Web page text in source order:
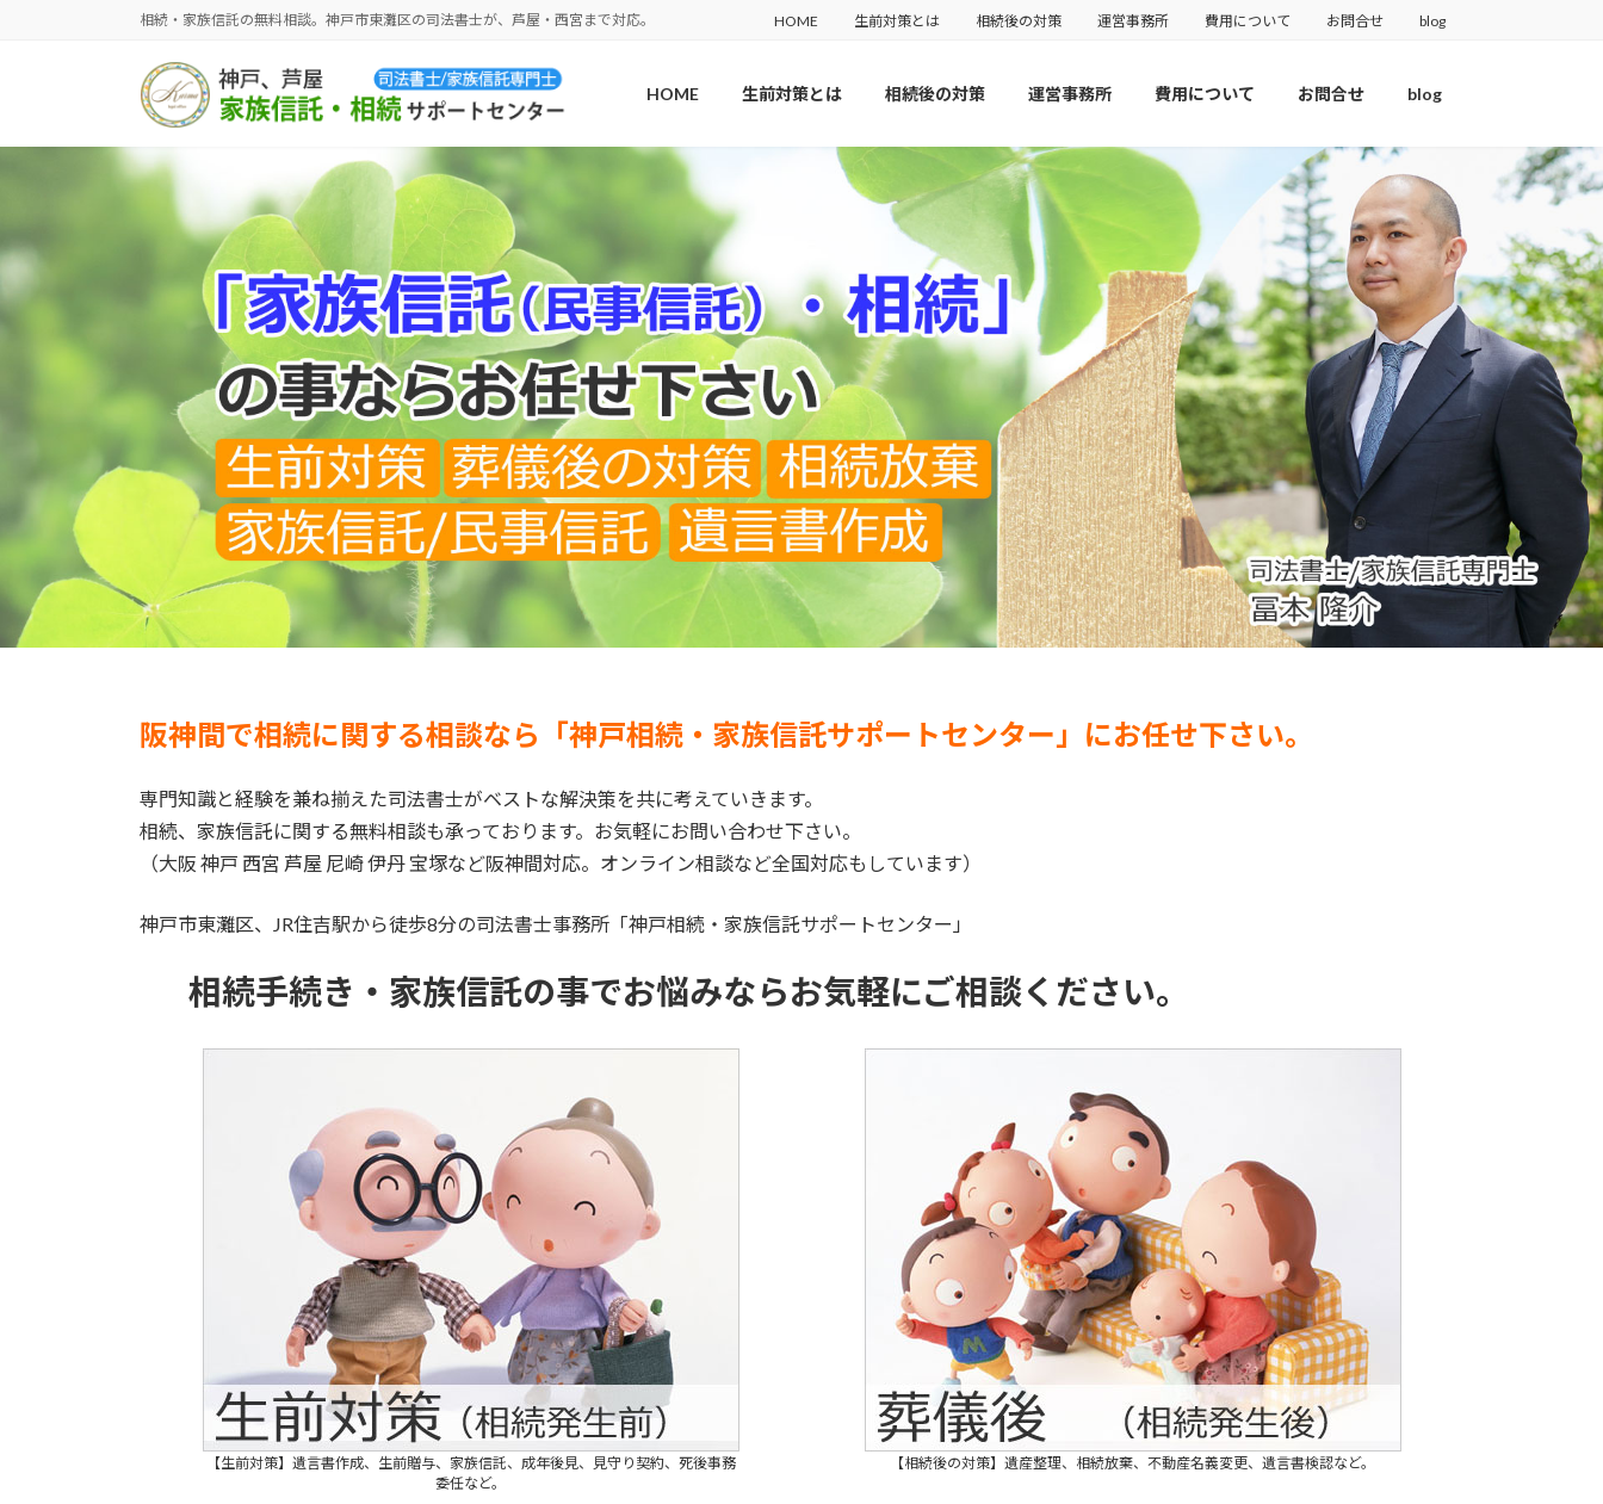
ッ
移
相続・家族信託の無料相談。神戸市東灘区の司法書士が、芦屋・西宮まで対応。 HOME 生前対策とは 相続後の対策 運営事務所 費用について お問合せ blog
HOME 生前対策とは 相続後の対策 運営事務所 費用について お問合せ blog
阪神間で相続に関する相談なら「神戸相続・家族信託サポートセンター」にお任せ下さい。
専門知識と経験を兼ね揃えた司法書士がベストな解決策を共に考えていきます。
相続、家族信託に関する無料相談も承っております。お気軽にお問い合わせ下さい。
（大阪 神戸 西宮 芦屋 尼崎 伊丹 宝塚など阪神間対応。オンライン相談など全国対応もしています）
神戸市東灘区、JR住吉駅から徒歩8分の司法書士事務所「神戸相続・家族信託サポートセンター」
相続手続き・家族信託の事でお悩みならお気軽にご相談ください。
【生前対策】遺言書作成、生前贈与、家族信託、成年後見、見守り契約、死後事務
委任など。
【相続後の対策】遺産整理、相続放棄、不動産名義変更、遺言書検認など。